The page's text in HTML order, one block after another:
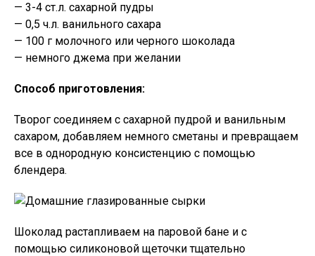
— 3-4 ст.л. сахарной пудры
— 0,5 ч.л. ванильного сахара
— 100 г молочного или черного шоколада
— немного джема при желании
Способ приготовления:
Творог соединяем с сахарной пудрой и ванильным
сахаром, добавляем немного сметаны и превращаем
все в однородную консистенцию с помощью
блендера.
Шоколад растапливаем на паровой бане и с
помощью силиконовой щеточки тщательно